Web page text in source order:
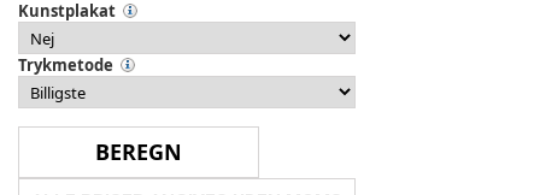
Kunstplakat
Trykmetode